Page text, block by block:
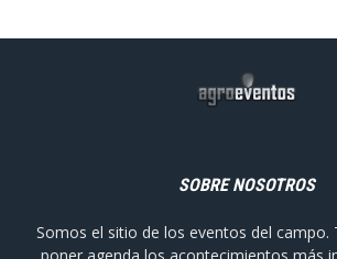
SOBRE NOSOTROS
Somos el sitio de los eventos del campo.